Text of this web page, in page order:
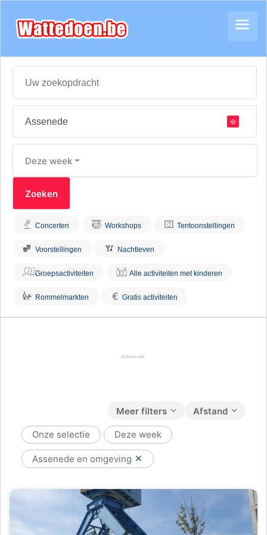
Deze week
Concerten Workshops Tentoonstellingen
Voorstellingen Nachtleven
Groepsactiviteiten Alle activiteiten met kinderen
Rommelmarkten € Gratis activiteiten
Afstand
Meer filters
Onze selectie Deze week
Assenede en omgeving